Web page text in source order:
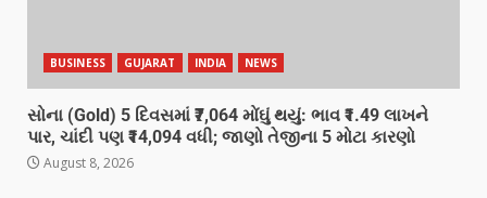
BUSINESS GUJARAT INDIA NEWS
સોના (Gold) 5 દિવસમાં ₹7,064 મોંઘું થયું: ભાવ ₹1.49 લાખને
પાર, ચાંદી પણ ₹14,094 વધી; જાણો તેજીના 5 મોટા કારણો
August 8, 2026